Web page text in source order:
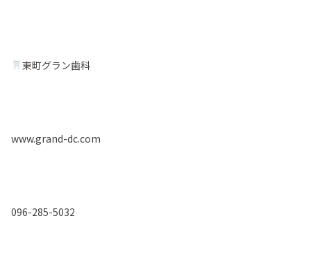
東町グラン歯科
www.grand-dc.com
096-285-5032